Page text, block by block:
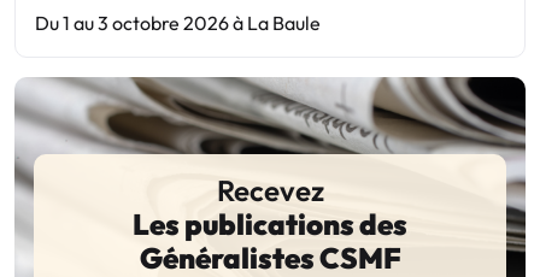
Du 1 au 3 octobre 2026 à La Baule
Recevez
Les publications des
Généralistes CSMF